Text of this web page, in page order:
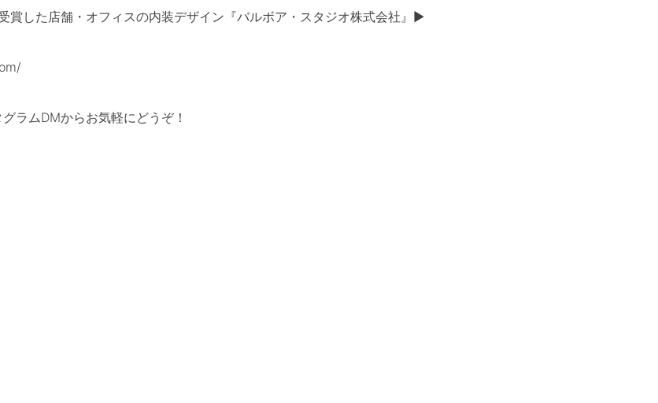
賞した店舗・オフィスの内装デザイン『バルボア・スタジオ株式会社』▶
ラムDMからお気軽にどうぞ！